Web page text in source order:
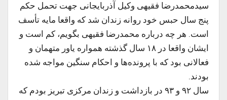
سیدمحمدرضا فقیهی وکیل آذربایجانی جهت تحمل حکم
پنج سال حبس خود روانه زندان شد که واقعا مایه تأسف
است. هر چه درباره محمدرضا فقیهی بگویم، کم است و
ایشان واقعا در ۱۸ سال گذشته همواره یاور متهمان و
فعالانی بود که با پرونده‌ها و احکام سنگین مواجه شده
بودند.
سال ۹۲ و ۹۳ در بازداشت و زندان مرکزی تبریز بودم که